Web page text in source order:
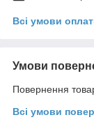
Всі умови
Умови
Повернення
Всі умови